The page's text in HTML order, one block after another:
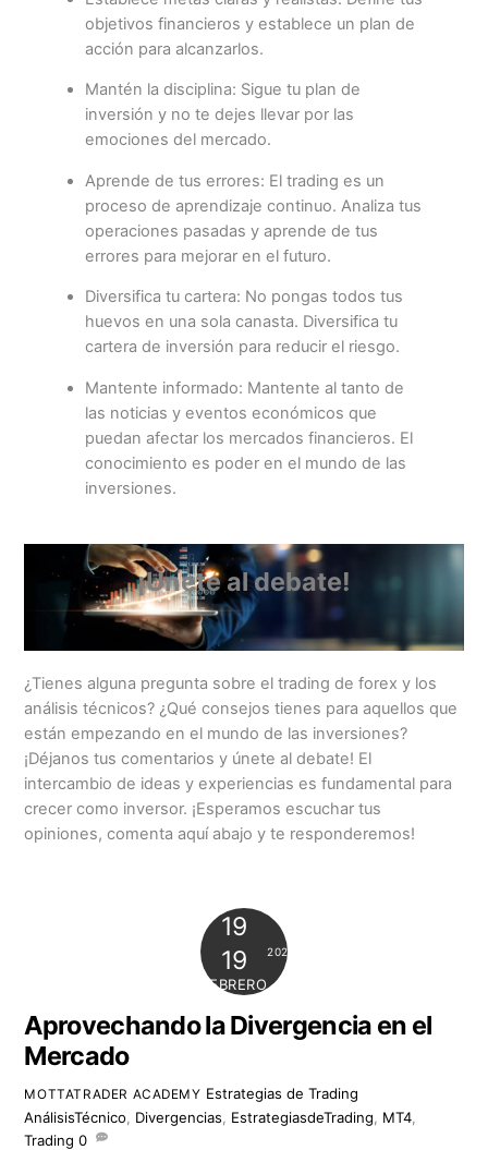
objetivos financieros y establece un plan de
acción para alcanzarlos.
Mantén la disciplina: Sigue tu plan de
inversión y no te dejes llevar por las
emociones del mercado.
Aprende de tus errores: El trading es un
proceso de aprendizaje continuo. Analiza tus
operaciones pasadas y aprende de tus
errores para mejorar en el futuro.
Diversifica tu cartera: No pongas todos tus
huevos en una sola canasta. Diversifica tu
cartera de inversión para reducir el riesgo.
Mantente informado: Mantente al tanto de
las noticias y eventos económicos que
puedan afectar los mercados financieros. El
conocimiento es poder en el mundo de las
inversiones.
¡Únete al debate!
¿Tienes alguna pregunta sobre el trading de forex y los
análisis técnicos? ¿Qué consejos tienes para aquellos que
están empezando en el mundo de las inversiones?
¡Déjanos tus comentarios y únete al debate! El
intercambio de ideas y experiencias es fundamental para
crecer como inversor. ¡Esperamos escuchar tus
opiniones, comenta aquí abajo y te responderemos!
19
19
FEBRERO
2024
Aprovechando la Divergencia en el
Mercado
MOTTATRADER ACADEMY Estrategias de Trading
AnálisisTécnico Divergencias EstrategiasdeTrading MT4
Trading 0